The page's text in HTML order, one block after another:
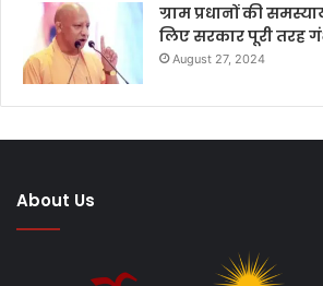
ग्राम प्रधानों की
लिए सरकार पूरी तरह
August 27, 2024
About Us